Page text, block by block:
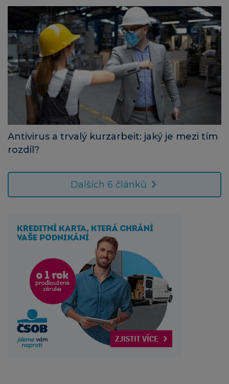
Antivirus a trvalý kurzarbeit: jaký je mezi tím
rozdíl?
Dalších 6 článků